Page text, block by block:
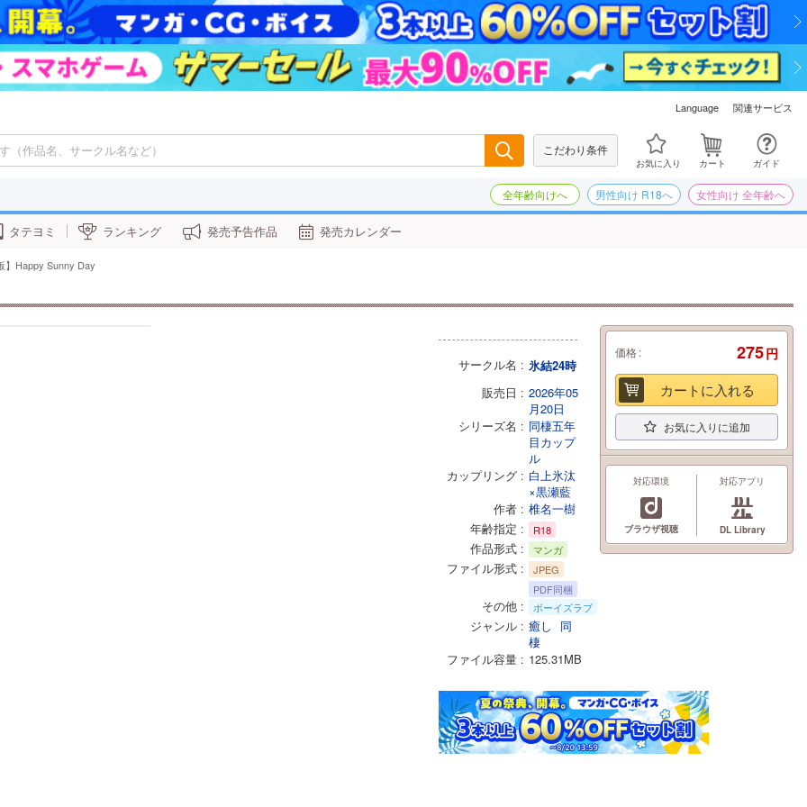
Language 関連サービス
こだわり条件
お気に入り カート ガイド
全年齢向けへ 男性向け R18へ 女性向け 全年齢へ
タテヨミ ランキング 発売予告作品 発売カレンダー
】Happy Sunny Day
サークル名
氷結24時
販売日
2026年05
月20日
シリーズ名
同棲五年
目カップ
ル
カップリング
白上氷汰
×黒瀬藍
作者
椎名一樹
年齢指定
R18
作品形式 マンガ
ファイル形式
JPEG
PDF同梱
その他 ボーイズラブ
ジャンル 癒し
同
棲
ファイル容量
125.31MB
価格 275円
カートに入れる
お気に入りに追加
対応環境
ブラウザ視聴
対応アプリ
DL Library